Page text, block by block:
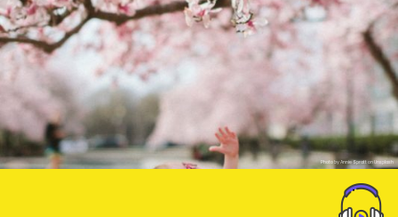
Photo by Annie Spratt on Unsplash